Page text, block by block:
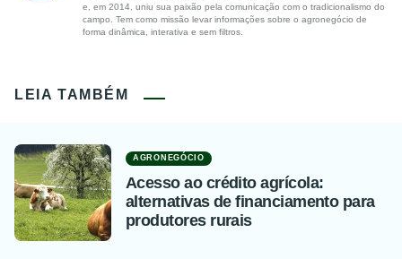
e, em 2014, uniu sua paixão pela comunicação com o tradicionalismo do
campo. Tem como missão levar informações sobre o agronegócio de
forma dinâmica, interativa e sem filtros.
LEIA TAMBÉM
AGRONEGÓCIO
Acesso ao crédito agrícola:
alternativas de financiamento para
produtores rurais